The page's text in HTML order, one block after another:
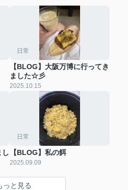
日常
【BLOG】大阪万博に行ってき
ました☆彡
2025.10.15
し
日常
【BLOG】私の餌
2025.09.09
っと見る